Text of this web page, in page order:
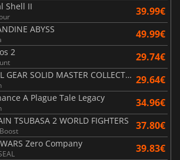
Shell II 39.99€
ABYSS 49.99€
2 29.74€
METAL GEAR SOLID MASTER COLLECTION Vol.2 29.64€
A Plague Tale Legacy 34.96€
TSUBASA 2 WORLD FIGHTERS 37.80€
Zero Company 39.83€